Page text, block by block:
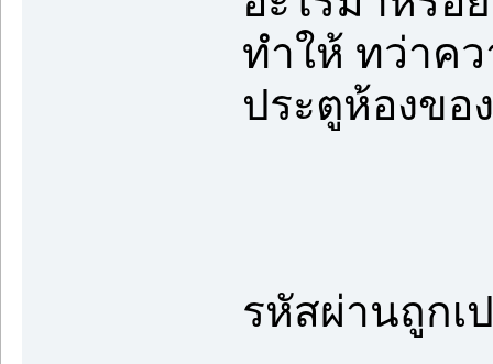
ทำให้ ทว่าค
ประตูห้องขอ
รหัสผ่านถูกเ